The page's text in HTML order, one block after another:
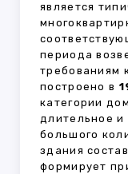
является
периода
требованиям
построено в
категории
длительное и
большого
здания
формирует